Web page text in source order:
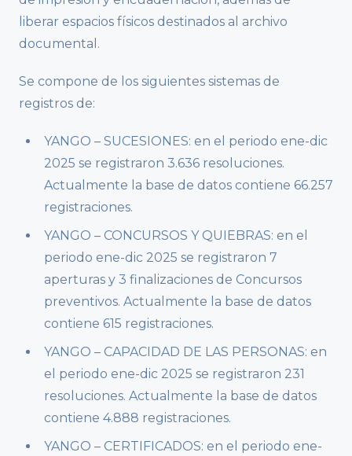
liberar espacios físicos destinados al archivo
documental.
Se compone de los siguientes sistemas de
registros de:
YANGO – SUCESIONES: en el periodo ene-dic
2025 se registraron 3.636 resoluciones.
Actualmente la base de datos contiene 66.257
registraciones.
YANGO – CONCURSOS Y QUIEBRAS: en el
periodo ene-dic 2025 se registraron 7
aperturas y 3 finalizaciones de Concursos
preventivos. Actualmente la base de datos
contiene 615 registraciones.
YANGO – CAPACIDAD DE LAS PERSONAS: en
el periodo ene-dic 2025 se registraron 231
resoluciones. Actualmente la base de datos
contiene 4.888 registraciones.
YANGO – CERTIFICADOS: en el periodo ene-